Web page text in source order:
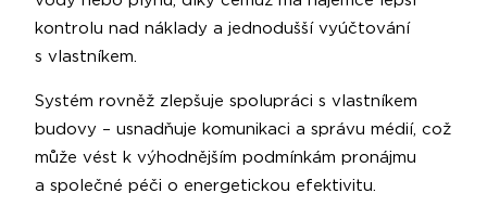
kontrolu nad náklady a jednodušší vyúčtování
s vlastníkem.
Systém rovněž zlepšuje spolupráci s vlastníkem
budovy – usnadňuje komunikaci a správu médií, což
může vést k výhodnějším podmínkám pronájmu
a společné péči o energetickou efektivitu.